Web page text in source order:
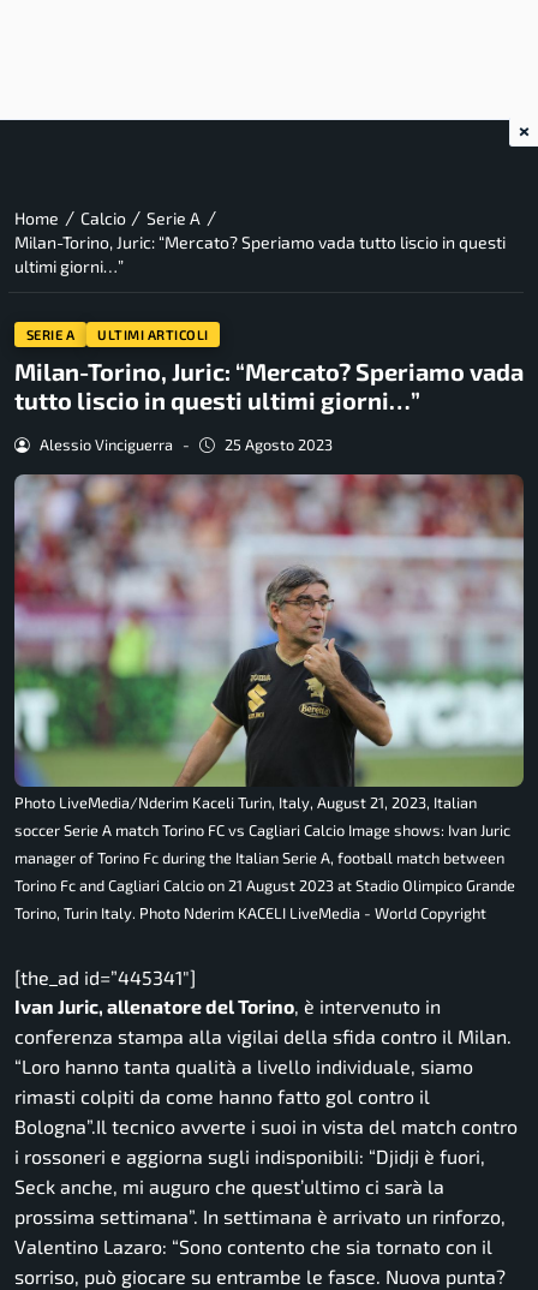
Home / Calcio / Serie A /
Milan-Torino, Juric: “Mercato? Speriamo vada tutto liscio in questi
ultimi giorni…”
SERIE A ULTIMI ARTICOLI
Milan-Torino, Juric: “Mercato? Speriamo vada
tutto liscio in questi ultimi giorni…”
Alessio Vinciguerra - 25 Agosto 2023
Photo LiveMedia/Nderim Kaceli Turin, Italy, August 21, 2023, Italian
soccer Serie A match Torino FC vs Cagliari Calcio Image shows: Ivan Juric
manager of Torino Fc during the Italian Serie A, football match between
Torino Fc and Cagliari Calcio on 21 August 2023 at Stadio Olimpico Grande
Torino, Turin Italy. Photo Nderim KACELI LiveMedia - World Copyright
[the_ad id=”445341″]
Ivan Juric, allenatore del Torino, è intervenuto in
conferenza stampa alla vigilai della sfida contro il Milan.
“Loro hanno tanta qualità a livello individuale, siamo
rimasti colpiti da come hanno fatto gol contro il
Bologna”.Il tecnico avverte i suoi in vista del match contro
i rossoneri e aggiorna sugli indisponibili: “Djidji è fuori,
Seck anche, mi auguro che quest’ultimo ci sarà la
prossima settimana”. In settimana è arrivato un rinforzo,
Valentino Lazaro: “Sono contento che sia tornato con il
sorriso, può giocare su entrambe le fasce. Nuova punta?
×